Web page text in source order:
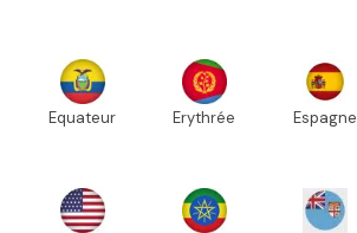
Equateur Erythrée Espagne